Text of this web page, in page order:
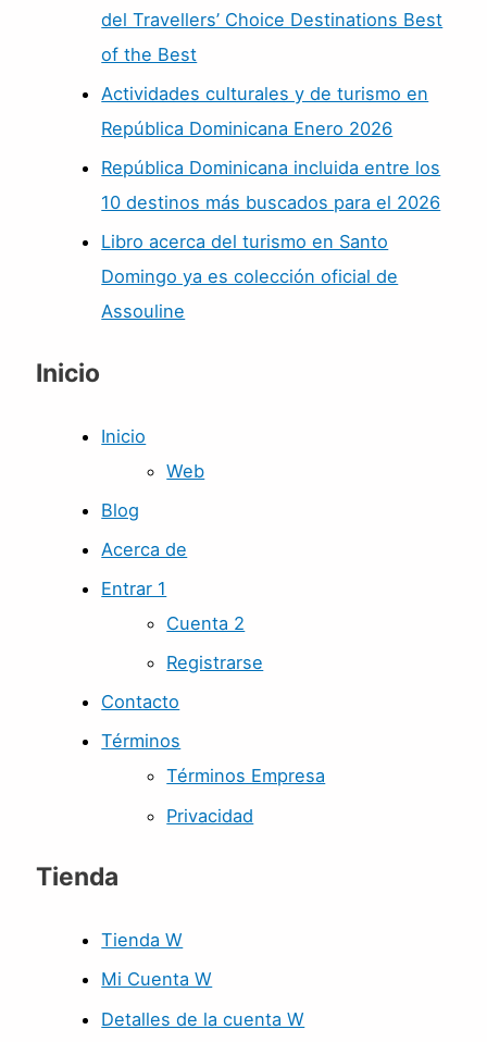
del Travellers’ Choice Destinations Best
of the Best
Actividades culturales y de turismo en
República Dominicana Enero 2026
República Dominicana incluida entre los
10 destinos más buscados para el 2026
Libro acerca del turismo en Santo
Domingo ya es colección oficial de
Assouline
Inicio
Inicio
Web
Blog
Acerca de
Entrar 1
Cuenta 2
Registrarse
Contacto
Términos
Términos Empresa
Privacidad
Tienda
Tienda W
Mi Cuenta W
Detalles de la cuenta W